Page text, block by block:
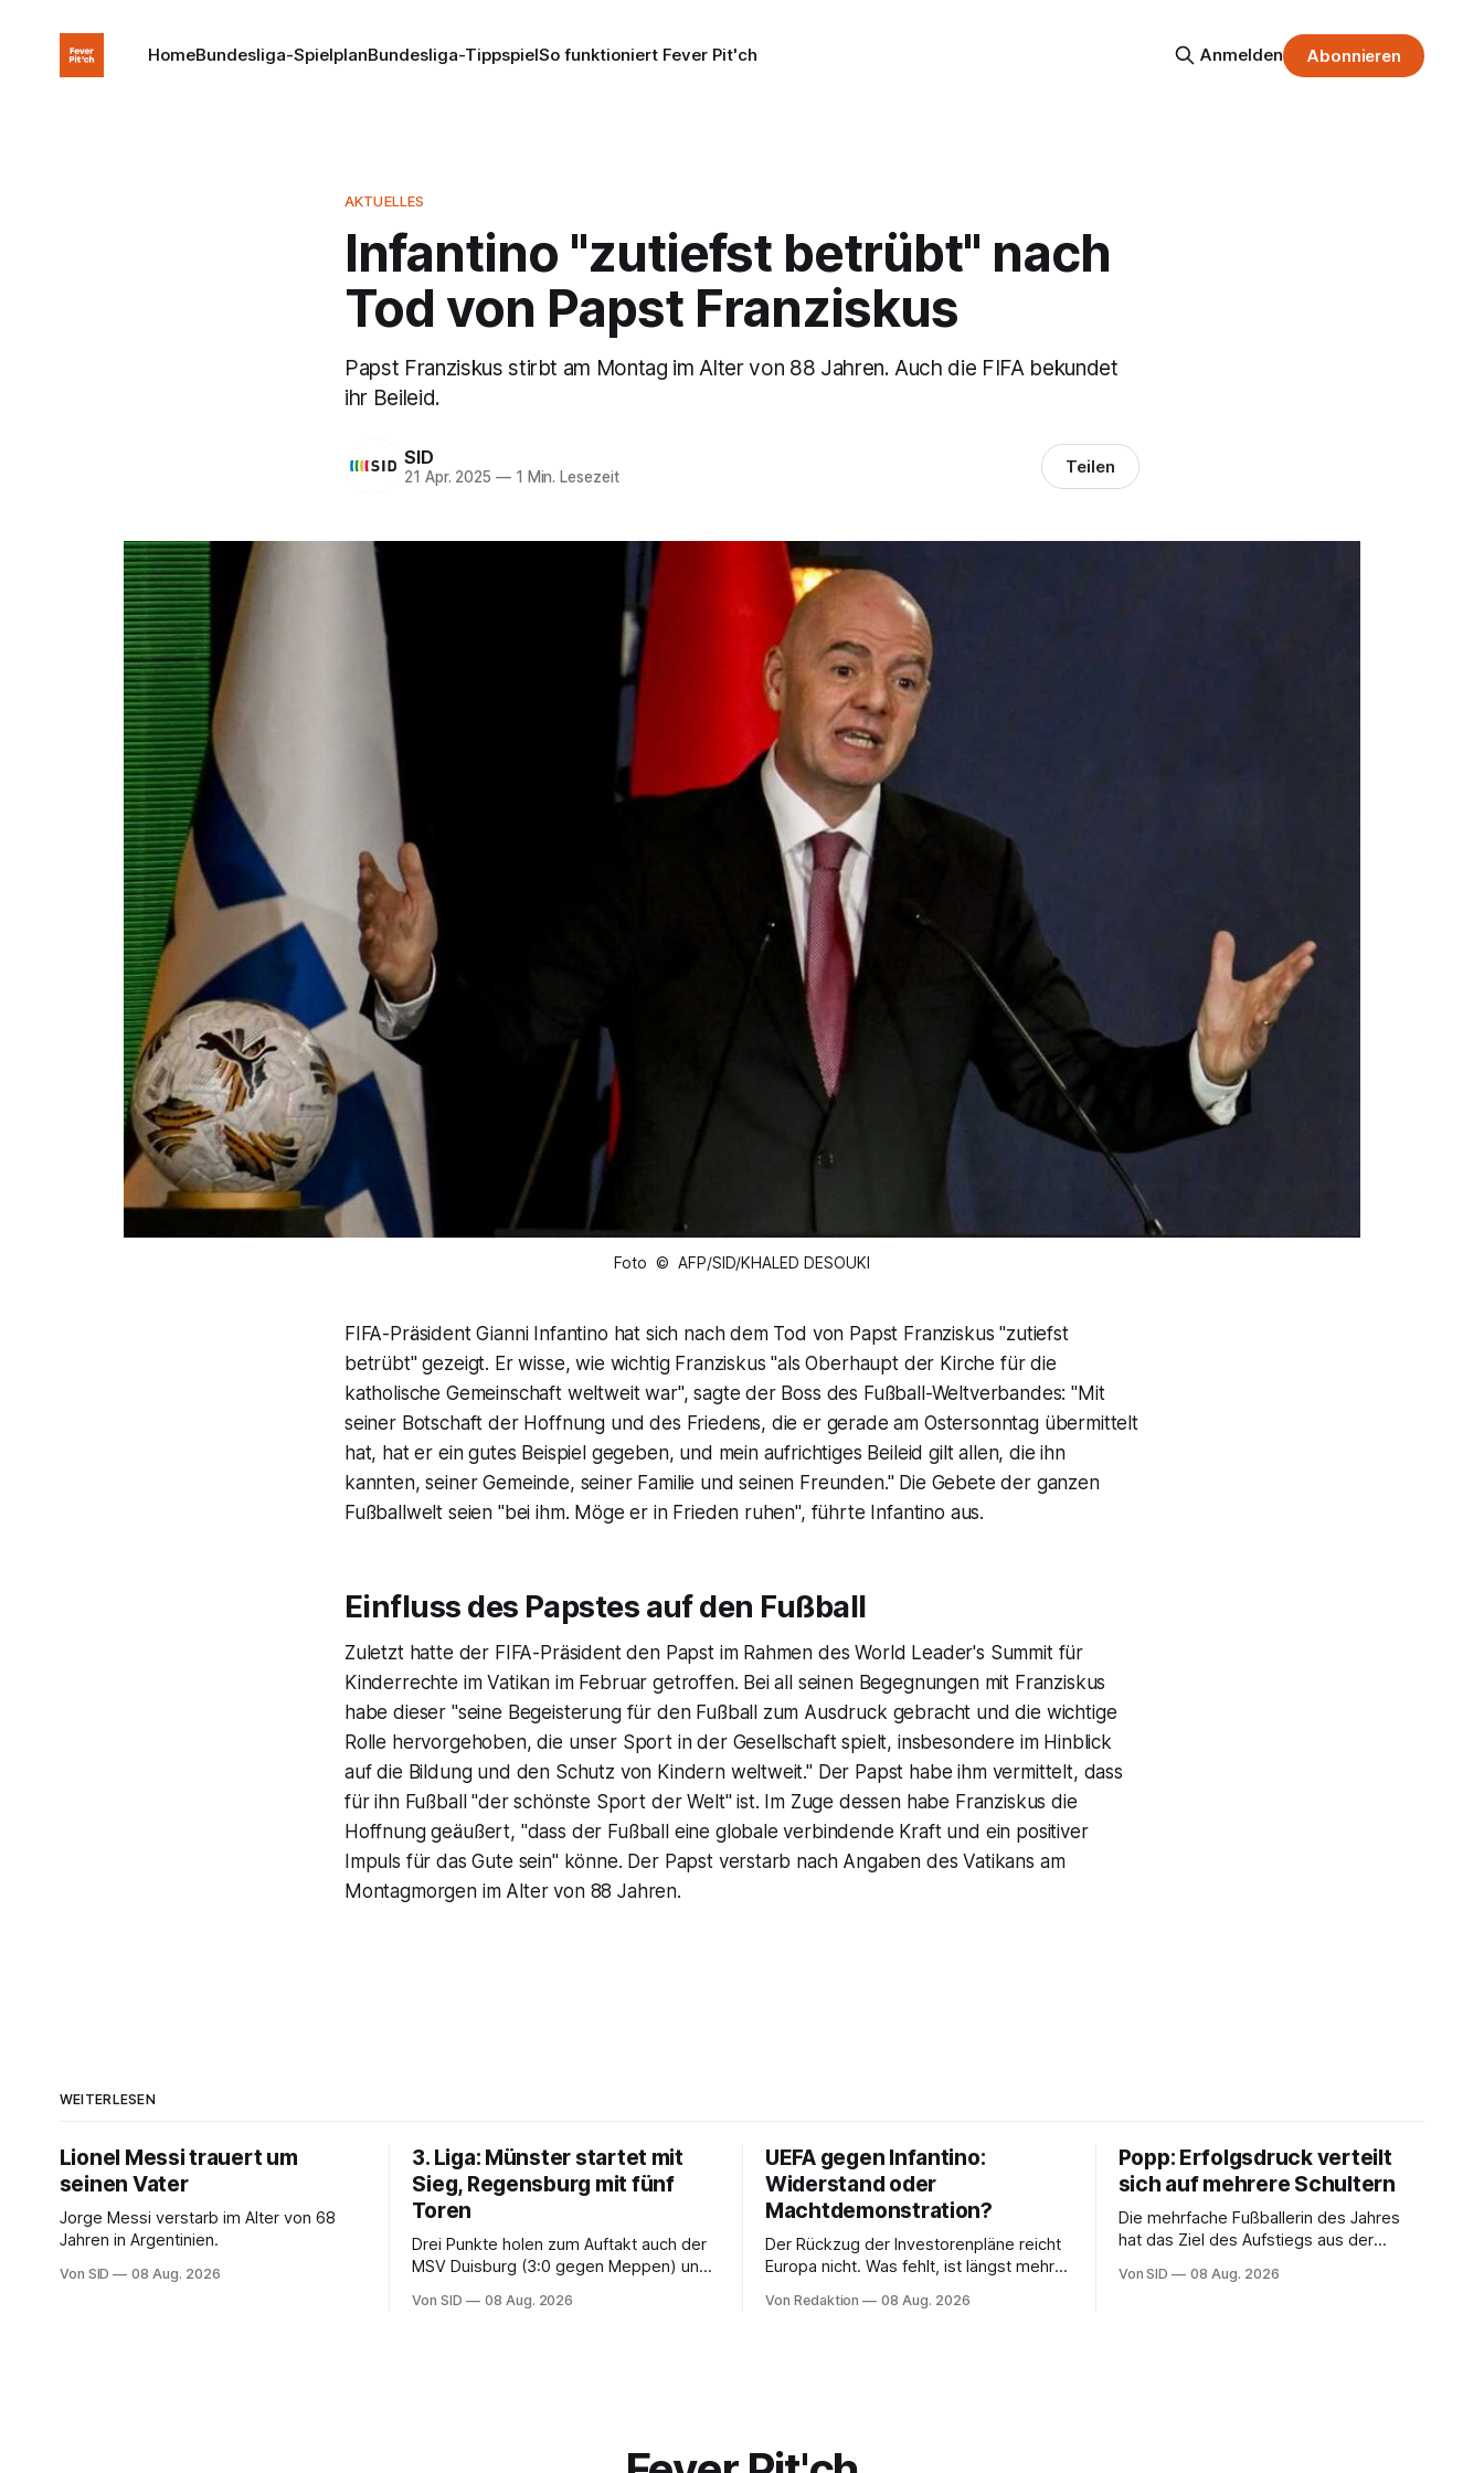
HomeBundesliga-SpielplanBundesliga-TippspielSo funktioniert Fever Pit'ch Anmelden Abonnieren
AKTUELLES
Infantino "zutiefst betrübt" nach
Tod von Papst Franziskus
Papst Franziskus stirbt am Montag im Alter von 88 Jahren. Auch die FIFA bekundet
ihr Beileid.
SID
21 Apr. 2025 —1 Min. Lesezeit Teilen
Foto © AFP/SID/KHALED DESOUKI
FIFA-Präsident Gianni Infantino hat sich nach dem Tod von Papst Franziskus "zutiefst
betrübt" gezeigt. Er wisse, wie wichtig Franziskus "als Oberhaupt der Kirche für die
katholische Gemeinschaft weltweit war", sagte der Boss des Fußball-Weltverbandes: "Mit
seiner Botschaft der Hoffnung und des Friedens, die er gerade am Ostersonntag übermittelt
hat, hat er ein gutes Beispiel gegeben, und mein aufrichtiges Beileid gilt allen, die ihn
kannten, seiner Gemeinde, seiner Familie und seinen Freunden." Die Gebete der ganzen
Fußballwelt seien "bei ihm. Möge er in Frieden ruhen", führte Infantino aus.
Einfluss des Papstes auf den Fußball
Zuletzt hatte der FIFA-Präsident den Papst im Rahmen des World Leader's Summit für
Kinderrechte im Vatikan im Februar getroffen. Bei all seinen Begegnungen mit Franziskus
habe dieser "seine Begeisterung für den Fußball zum Ausdruck gebracht und die wichtige
Rolle hervorgehoben, die unser Sport in der Gesellschaft spielt, insbesondere im Hinblick
auf die Bildung und den Schutz von Kindern weltweit." Der Papst habe ihm vermittelt, dass
für ihn Fußball "der schönste Sport der Welt" ist. Im Zuge dessen habe Franziskus die
Hoffnung geäußert, "dass der Fußball eine globale verbindende Kraft und ein positiver
Impuls für das Gute sein" könne. Der Papst verstarb nach Angaben des Vatikans am
Montagmorgen im Alter von 88 Jahren.
WEITERLESEN
Lionel Messi trauert um
seinen Vater
Jorge Messi verstarb im Alter von 68
Jahren in Argentinien.
Von SID 08 Aug. 2026
3. Liga: Münster startet mit
Sieg, Regensburg mit fünf
Toren
Drei Punkte holen zum Auftakt auch der
MSV Duisburg (3:0 gegen Meppen) und
Von SID 08 Aug. 2026
UEFA gegen Infantino:
Widerstand oder
Machtdemonstration?
Der Rückzug der Investorenpläne reicht
Europa nicht. Was fehlt, ist längst mehr
einzelnen Mannes
Von Redaktion 08 Aug. 2026
Popp: Erfolgsdruck verteilt
sich auf mehrere Schultern
Die mehrfache Fußballerin des Jahres
hat das Ziel des Aufstiegs aus der
Von SID 08 Aug. 2026